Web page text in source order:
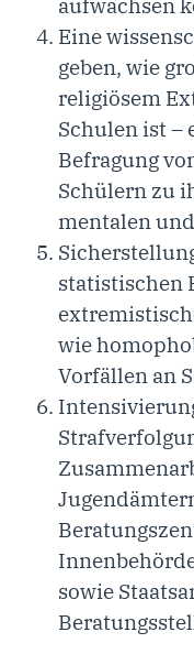
Eine
geben, wie
religiösem
Schulen ist
Befragung
Schülern zu
mentalen
statistischen
wie
Vorfällen an
sowie